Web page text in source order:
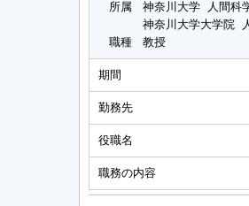
所属
神奈川大学 人間科
神奈川大学大学院
職種
教授
期間
勤務先
役職名
職務の内容